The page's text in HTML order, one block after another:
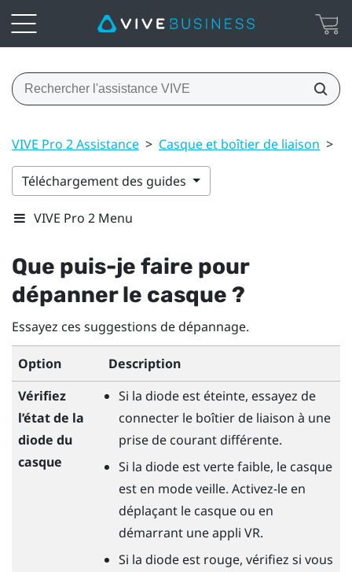
VIVE Pro 2 Assistance > Casque et boîtier de liaison >
Téléchargement des guides
VIVE Pro 2 Menu
Que puis-je faire pour
dépanner le casque ?
Essayez ces suggestions de dépannage.
Option
Description
Vérifiez
l’état de la
diode du
casque
Si la diode est éteinte, essayez de
connecter le boîtier de liaison à une
prise de courant différente.
Si la diode est verte faible, le casque
est en mode veille. Activez-le en
déplaçant le casque ou en
démarrant une appli VR.
Si la diode est rouge, vérifiez si vous